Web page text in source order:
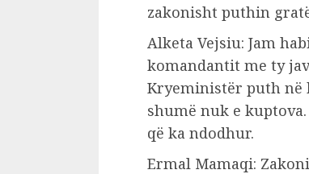
zakonisht puthin
Alketa Vejsiu: Jam
komandantit me ty
Kryeministër puth në
shumë nuk e
që ka ndodhur.
Ermal Mamaqi: